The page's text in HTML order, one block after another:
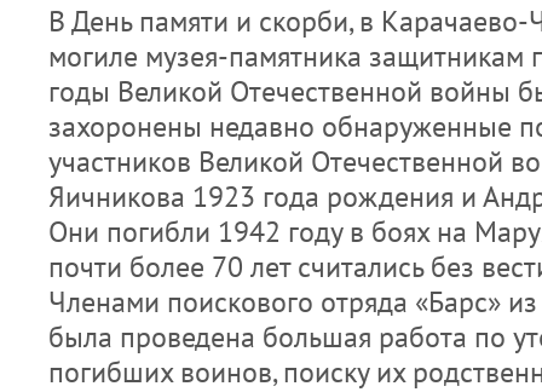
В День памяти и скорби, в Карачаево-
могиле музея-памятника защитникам
годы Великой Отечественной войны
захоронены недавно обнаруженные
участников Великой Отечественной
Яичникова 1923 года рождения и
Они погибли 1942 году в боях на
почти более 70 лет считались без
Членами поискового отряда «Барс»
была проведена большая работа по
погибших воинов, поиску их